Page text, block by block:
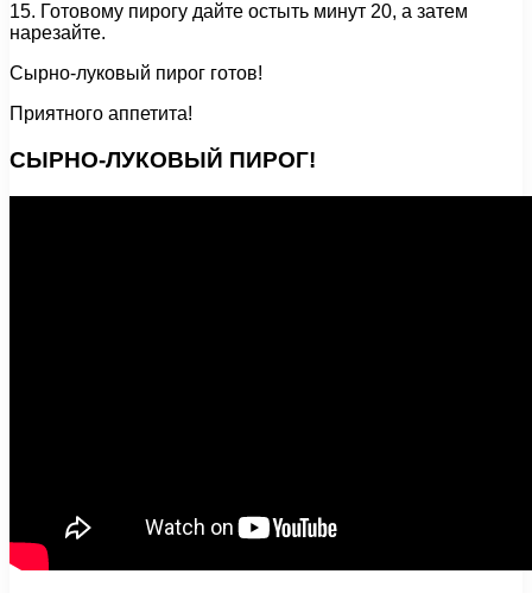
15. Готовому пирогу дайте остыть минут 20, а затем
нарезайте.
Сырно-луковый пирог готов!
Приятного аппетита!
СЫРНО-ЛУКОВЫЙ ПИРОГ!